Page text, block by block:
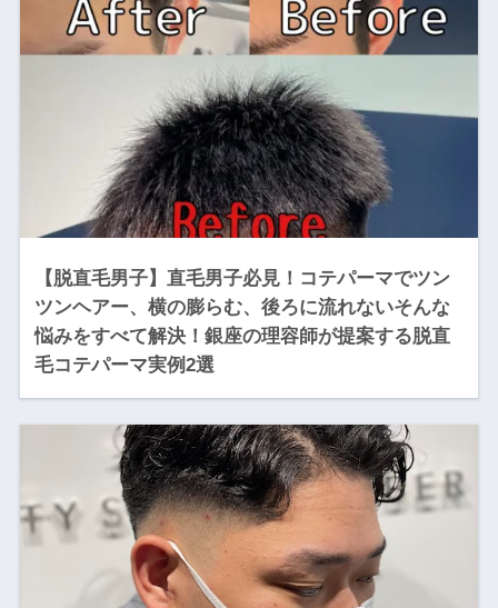
【脱直毛男子】直毛男子必見！コテパーマでツン
ツンヘアー、横の膨らむ、後ろに流れないそんな
悩みをすべて解決！銀座の理容師が提案する脱直
毛コテパーマ実例2選